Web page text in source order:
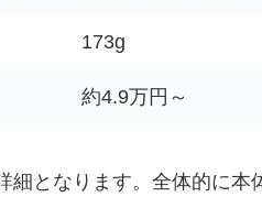
173g
約4.9万円～
となります。全体的に本